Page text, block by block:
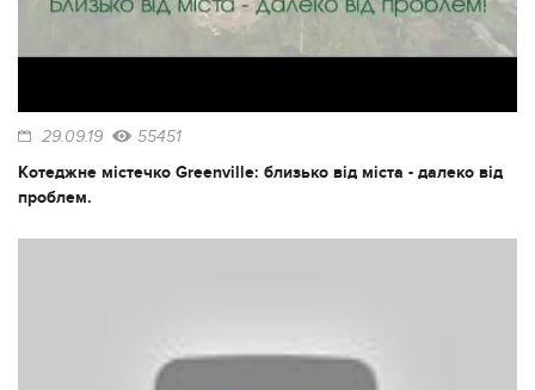
29.09.19 55451
Котеджне містечко Greenville: близько від міста - далеко від
проблем.